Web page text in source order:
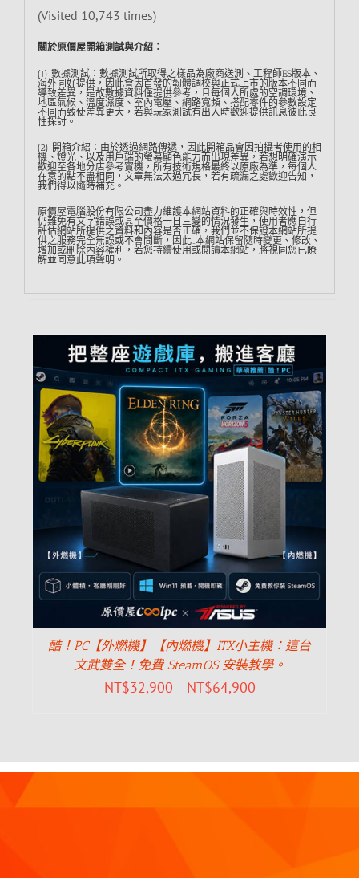
(Visited 10,743 times)
關於原價屋開箱測試與介紹︰
(1) 數據測試：數據測試所取得之樣品為廠商送測、工程師ES版本、
海外同好提供，因此會因首發的韌體調校與正式上市的版本不同而
導致差異，是故數據資料僅提供參考，且每個人所處的空調環境、
地區氣候、溫度濕度、室內電壓、網路寬頻、搭配零件的參數設定
不同而致使差異更大，若與玩家測試有出入時歡迎提供訊息彼此良
性探討。
(2) 開箱介紹：由於透過網路傳遞，因此開箱品會因拍攝者使用的相
機、燈光、以及用戶端的螢幕顯色能力而出現差異，若想明確演示
歡迎至各地分店參考實機，所有技術規格最終以原廠為準，每個人
在意的點不盡相同，文章無法太過冗長，若有疏漏之處歡迎告知，
我們得以隨時補充。
原價屋電腦股份有限公司盡力維護本網站資料的正確與時效性，但
仍難免有文字錯誤或甚至價格一日三變的情況發生，使用者應自行
評估網站所提供之資料和內容是否正確，我們並不保證本網站所提
供之服務完全無誤或不會間斷，因此…本網站保留隨時變更、修改、
增加或刪除內容權利，若您持續使用或閱讀本網站，將視同您已瞭
解並同意此項聲明。
酷！PC【外燃機】【內燃機】ITX小主機：這台
文武雙全！免費 SteamOS 安裝教學。
NT$32,900 – NT$64,900